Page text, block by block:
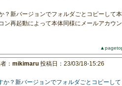
？新バージョンでフォルダごとコピーして本
ン再起動によって本体同様にメールアカウン
： mikimaru 投稿日：23/03/18-15:26
？新バージョンでフォルダごとコピーして